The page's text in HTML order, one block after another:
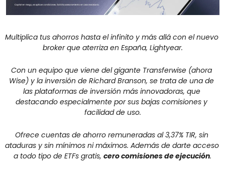
Multiplica tus ahorros hasta el infinito y más allá con el nuevo
broker que aterriza en España, Lightyear.
Con un equipo que viene del gigante Transferwise (ahora
Wise) y la inversión de Richard Branson, se trata de una de
las plataformas de inversión más innovadoras, que
destacando especialmente por sus bajas comisiones y
facilidad de uso.
Ofrece cuentas de ahorro remuneradas al 3,37% TIR, sin
ataduras y sin mínimos ni máximos. Además de darte acceso
a todo tipo de ETFs gratis, cero comisiones de ejecución.